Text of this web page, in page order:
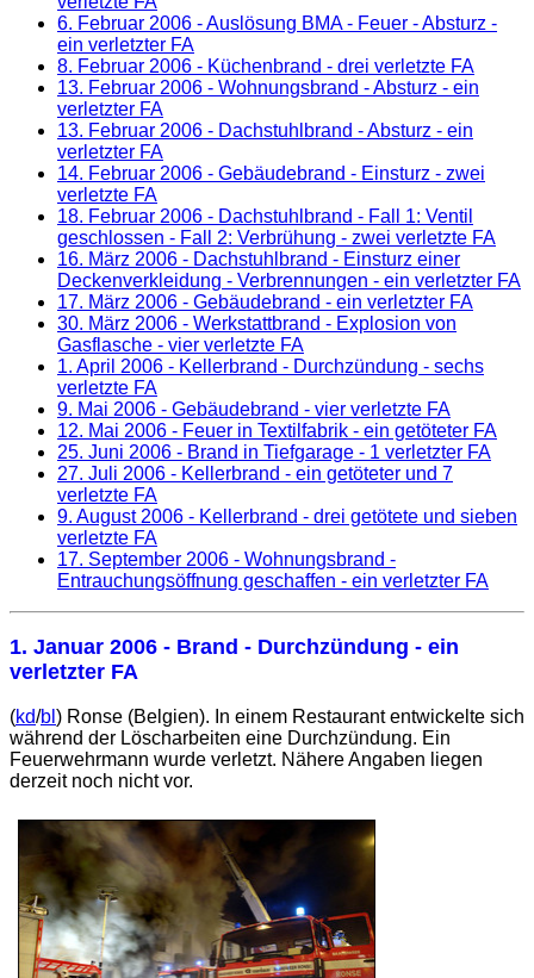
6. Februar 2006 - Auslösung BMA - Feuer - Absturz -
ein verletzter FA
8. Februar 2006 - Küchenbrand - drei verletzte FA
13. Februar 2006 - Wohnungsbrand - Absturz - ein
verletzter FA
13. Februar 2006 - Dachstuhlbrand - Absturz - ein
verletzter FA
14. Februar 2006 - Gebäudebrand - Einsturz - zwei
verletzte FA
18. Februar 2006 - Dachstuhlbrand - Fall 1: Ventil
geschlossen - Fall 2: Verbrühung - zwei verletzte FA
16. März 2006 - Dachstuhlbrand - Einsturz einer
Deckenverkleidung - Verbrennungen - ein verletzter FA
17. März 2006 - Gebäudebrand - ein verletzter FA
30. März 2006 - Werkstattbrand - Explosion von
Gasflasche - vier verletzte FA
1. April 2006 - Kellerbrand - Durchzündung - sechs
verletzte FA
9. Mai 2006 - Gebäudebrand - vier verletzte FA
12. Mai 2006 - Feuer in Textilfabrik - ein getöteter FA
25. Juni 2006 - Brand in Tiefgarage - 1 verletzter FA
27. Juli 2006 - Kellerbrand - ein getöteter und 7
verletzte FA
9. August 2006 - Kellerbrand - drei getötete und sieben
verletzte FA
17. September 2006 - Wohnungsbrand -
Entrauchungsöffnung geschaffen - ein verletzter FA
1. Januar 2006 - Brand - Durchzündung - ein
verletzter FA
(kd/bl ) Ronse (Belgien). In einem Restaurant entwickelte sich
während der Löscharbeiten eine Durchzündung. Ein
Feuerwehrmann wurde verletzt. Nähere Angaben liegen
derzeit noch nicht vor.